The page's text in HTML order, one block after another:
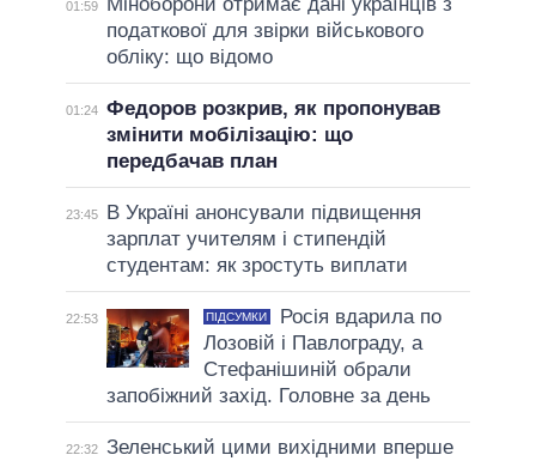
01:59
податкової для звірки військового
обліку: що відомо
01:24 Федоров розкрив, як пропонував
змінити мобілізацію: що
передбачав план
23:45
В Україні анонсували підвищення
зарплат учителям і стипендій
студентам: як зростуть виплати
22:53 ПІДСУМКИ
Росія вдарила по
Лозовій і Павлограду, а
Стефанішиній обрали
запобіжний захід. Головне за день
22:32 Зеленський цими вихідними вперше